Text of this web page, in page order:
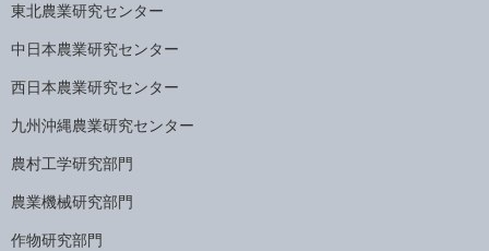
東北農業研究センター
中日本農業研究センター
西日本農業研究センター
九州沖縄農業研究センター
農村工学研究部門
農業機械研究部門
作物研究部門